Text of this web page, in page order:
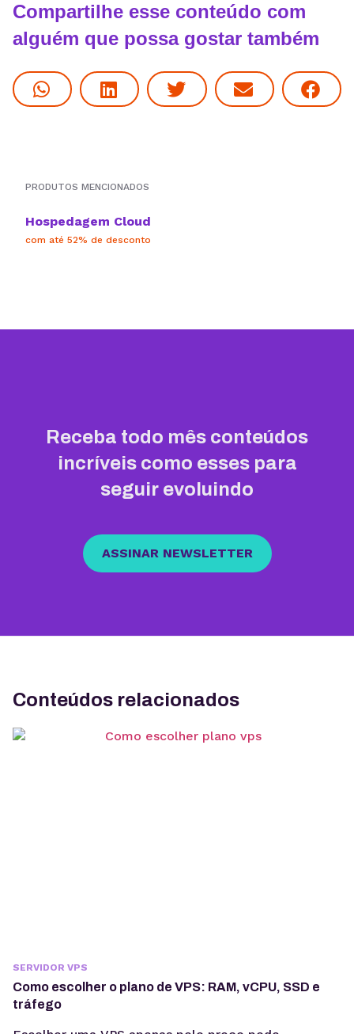
Compartilhe esse conteúdo com
alguém que possa gostar também
PRODUTOS MENCIONADOS
Hospedagem Cloud
com até 52% de desconto
Receba todo mês conteúdos
incríveis como esses para
seguir evoluindo
ASSINAR NEWSLETTER
Conteúdos relacionados
SERVIDOR VPS
Como escolher o plano de VPS: RAM, vCPU, SSD e
tráfego